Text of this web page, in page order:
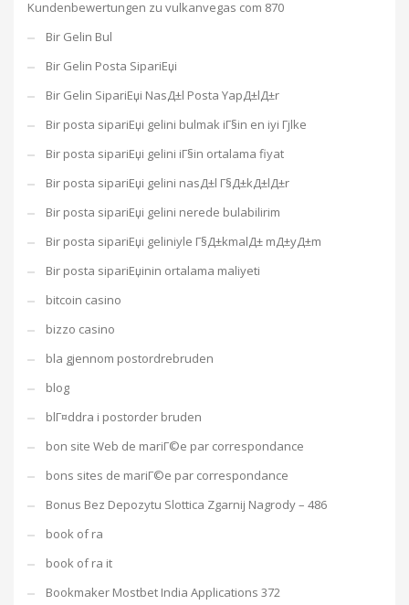
Kundenbewertungen zu vulkanvegas com 870
Bir Gelin Bul
Bir Gelin Posta SipariЕџi
Bir Gelin SipariЕџi NasД±l Posta YapД±lД±r
Bir posta sipariЕџi gelini bulmak iГ§in en iyi Гјlke
Bir posta sipariЕџi gelini iГ§in ortalama fiyat
Bir posta sipariЕџi gelini nasД±l Г§Д±kД±lД±r
Bir posta sipariЕџi gelini nerede bulabilirim
Bir posta sipariЕџi geliniyle Г§Д±kmalД± mД±yД±m
Bir posta sipariЕџinin ortalama maliyeti
bitcoin casino
bizzo casino
bla gjennom postordrebruden
blog
blГ¤ddra i postorder bruden
bon site Web de mariГ©e par correspondance
bons sites de mariГ©e par correspondance
Bonus Bez Depozytu Slottica Zgarnij Nagrody – 486
book of ra
book of ra it
Bookmaker Mostbet India Applications 372